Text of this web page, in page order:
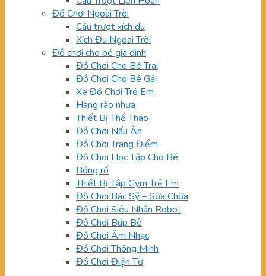
Đồ Chơi Ngoài Trời
Cầu trượt xích đu
Xích Đu Ngoài Trời
Đồ chơi cho bé gia đình
Đồ Chơi Cho Bé Trai
Đồ Chơi Cho Bé Gái
Xe Đồ Chơi Trẻ Em
Hàng rào nhựa
Thiết Bị Thể Thao
Đồ Chơi Nấu Ăn
Đồ Chơi Trang Điểm
Đồ Chơi Học Tập Cho Bé
Bóng rổ
Thiết Bị Tập Gym Trẻ Em
Đồ Chơi Bác Sỹ – Sữa Chữa
Đồ Chơi Siêu Nhân Robot
Đồ Chơi Búp Bê
Đồ Chơi Âm Nhạc
Đồ Chơi Thông Minh
Đồ Chơi Điện Tử